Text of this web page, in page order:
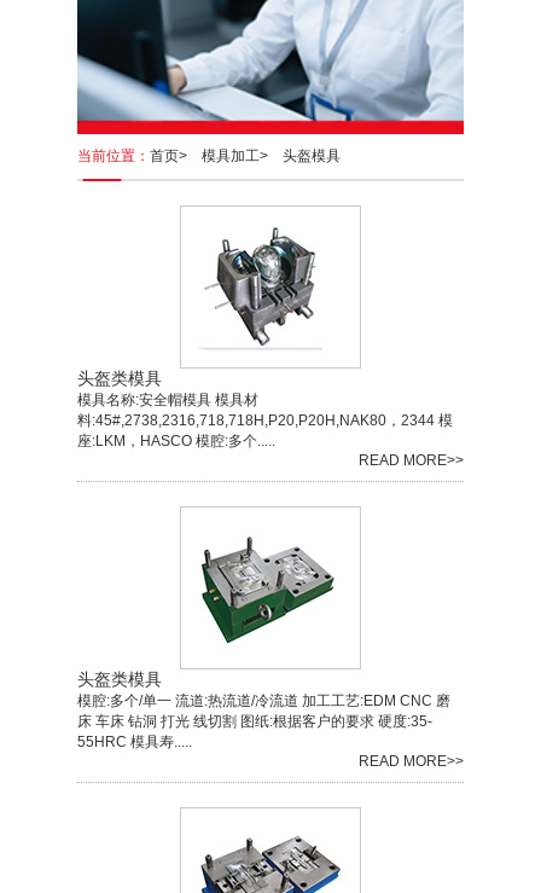
当前位置： 首页> 模具加工> 头盔模具
头盔类模具
模具名称:安全帽模具 模具材
料:45#,2738,2316,718,718H,P20,P20H,NAK80，2344 模
座:LKM，HASCO 模腔:多个.....
READ MORE>>
头盔类模具
模腔:多个/单一 流道:热流道/冷流道 加工工艺:EDM CNC 磨
床 车床 钻洞 打光 线切割 图纸:根据客户的要求 硬度:35-
55HRC 模具寿.....
READ MORE>>